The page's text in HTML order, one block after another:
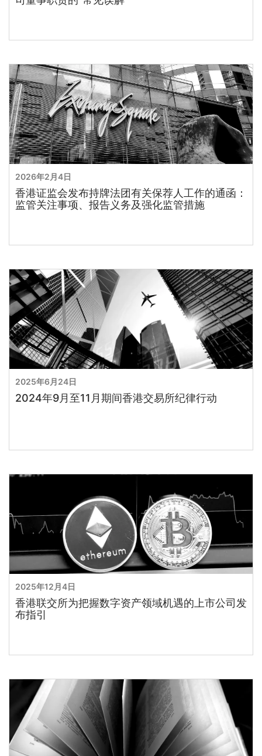
香港证监会发布持牌法团有关保荐人工作的通函：
监管关注事项、报告义务及强化监管措施
2026年2月4日
2024年9月至11月期间香港交易所纪律行动
2025年6月24日
香港联交所为把握数字资产领域机遇的上市公司发
布指引
2025年12月4日